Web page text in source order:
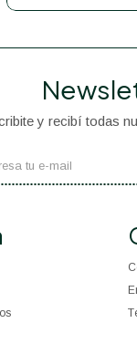
y recibí todas